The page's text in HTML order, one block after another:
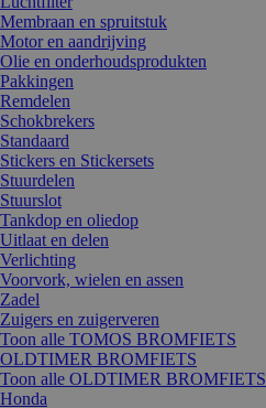
Membraan en spruitstuk
Motor en aandrijving
Olie en onderhoudsprodukten
Pakkingen
Remdelen
Schokbrekers
Standaard
Stickers en Stickersets
Stuurdelen
Stuurslot
Tankdop en oliedop
Uitlaat en delen
Verlichting
Voorvork, wielen en assen
Zadel
Zuigers en zuigerveren
Toon alle TOMOS BROMFIETS
OLDTIMER BROMFIETS
Toon alle OLDTIMER BROMFIETS
Honda